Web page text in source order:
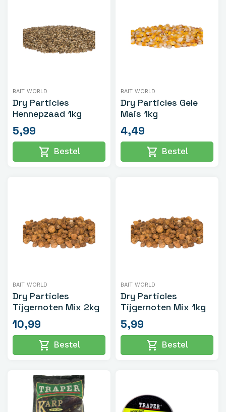
BAIT WORLD
Dry Particles
Hennepzaad 1kg
5,99
shopping_cart Bestel
BAIT WORLD
Dry Particles Gele
Mais 1kg
4,49
shopping_cart Bestel
BAIT WORLD
Dry Particles
Tijgernoten Mix 2kg
10,99
shopping_cart Bestel
BAIT WORLD
Dry Particles
Tijgernoten Mix 1kg
5,99
shopping_cart Bestel